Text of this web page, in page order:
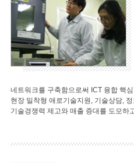
네트워크를 구축함으로써 ICT 융합 핵
현장 밀착형 애로기술지원, 기술상담,
기술경쟁력 제고와 매출 증대를 도모하